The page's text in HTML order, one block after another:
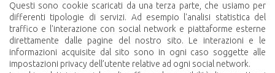
Questi sono cookie scaricati da una terza parte, che usiamo per
differenti tipologie di servizi. Ad esempio l'analisi statistica del
traffico e l'interazione con social network e piattaforme esterne
direttamente dalle pagine del nostro sito. Le interazioni e le
informazioni acquisite dal sito sono in ogni caso soggette alle
impostazioni privacy dell’utente relative ad ogni social network.